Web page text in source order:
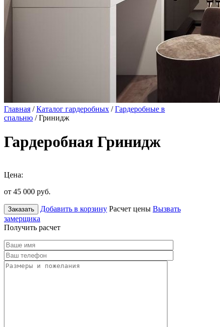
Главная /Каталог гардеробных /Гардеробные в
спальню / Гринидж
Гардеробная Гринидж
Цена:
от 45 000 руб.
Заказать Добавить в корзину Расчет цены Вызвать
замерщика
Получить расчет